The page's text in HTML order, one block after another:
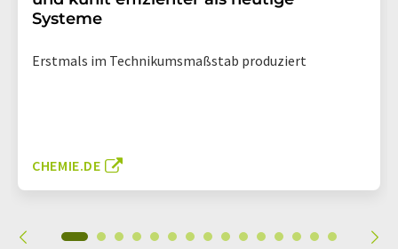
Systeme
Erstmals im Technikumsmaßstab produziert
CHEMIE.DE